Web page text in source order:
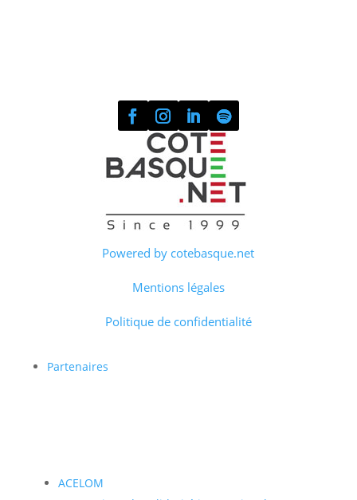
Powered by cotebasque.net
Mentions légales
Politique de confidentialité
Partenaires
ACELOM